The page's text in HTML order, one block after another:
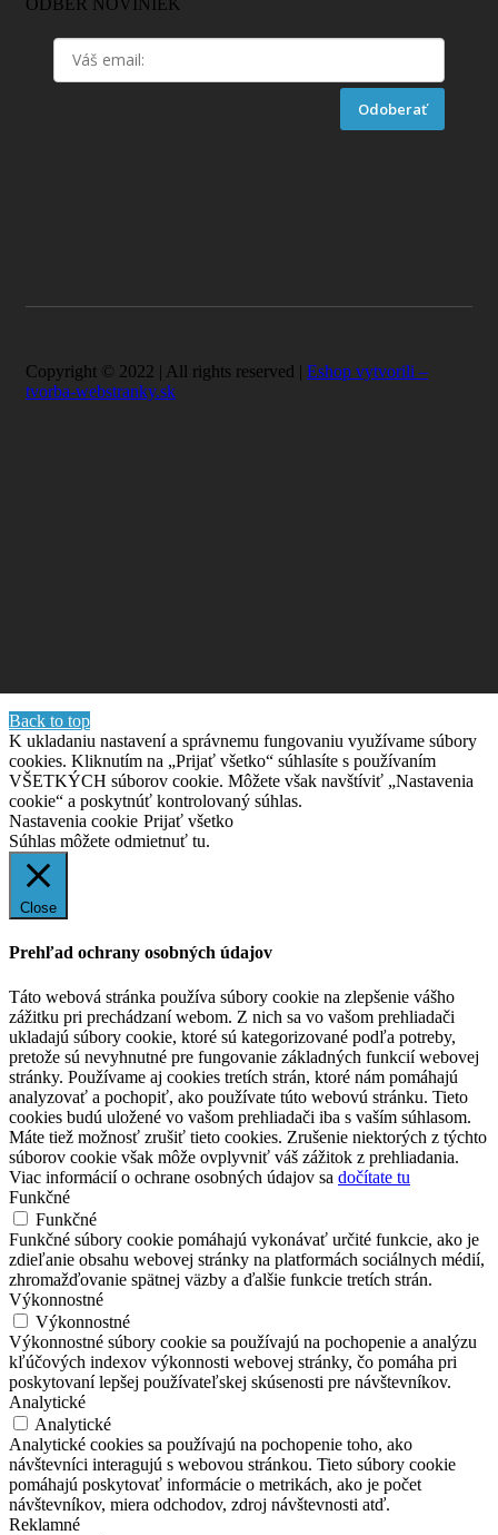
ODBER NOVINIEK
Odoberať
Copyright © 2022 | All rights reserved | Eshop vytvorili –
tvorba-webstranky.sk
Back to top
K ukladaniu nastavení a správnemu fungovaniu využívame súbory
cookies. Kliknutím na „Prijať všetko“ súhlasíte s používaním
VŠETKÝCH súborov cookie. Môžete však navštíviť „Nastavenia
cookie“ a poskytnúť kontrolovaný súhlas.
Nastavenia cookie Prijať všetko
Súhlas môžete odmietnuť tu.
Close
Prehľad ochrany osobných údajov
Táto webová stránka používa súbory cookie na zlepšenie vášho
zážitku pri prechádzaní webom. Z nich sa vo vašom prehliadači
ukladajú súbory cookie, ktoré sú kategorizované podľa potreby,
pretože sú nevyhnutné pre fungovanie základných funkcií webovej
stránky. Používame aj cookies tretích strán, ktoré nám pomáhajú
analyzovať a pochopiť, ako používate túto webovú stránku. Tieto
cookies budú uložené vo vašom prehliadači iba s vaším súhlasom.
Máte tiež možnosť zrušiť tieto cookies. Zrušenie niektorých z týchto
súborov cookie však môže ovplyvniť váš zážitok z prehliadania.
Viac informácií o ochrane osobných údajov sa dočítate tu
Funkčné
Funkčné
Funkčné súbory cookie pomáhajú vykonávať určité funkcie, ako je
zdieľanie obsahu webovej stránky na platformách sociálnych médií,
zhromažďovanie spätnej väzby a ďalšie funkcie tretích strán.
Výkonnostné
Výkonnostné
Výkonnostné súbory cookie sa používajú na pochopenie a analýzu
kľúčových indexov výkonnosti webovej stránky, čo pomáha pri
poskytovaní lepšej používateľskej skúsenosti pre návštevníkov.
Analytické
Analytické
Analytické cookies sa používajú na pochopenie toho, ako
návštevníci interagujú s webovou stránkou. Tieto súbory cookie
pomáhajú poskytovať informácie o metrikách, ako je počet
návštevníkov, miera odchodov, zdroj návštevnosti atď.
Reklamné